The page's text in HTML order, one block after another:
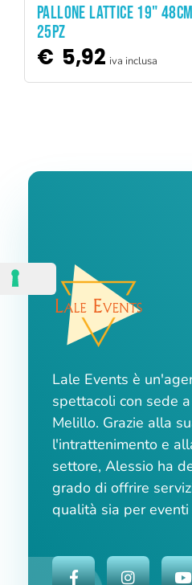
ADD TO CART
PALLONE LATTICE 19"
25PZ
€ 5,92 iva inclusa
Lale Events è
spettacoli con sede
Melillo. Grazie alla
l'intrattenimento e
settore, Alessio ha
grado di offrire
qualità sia per